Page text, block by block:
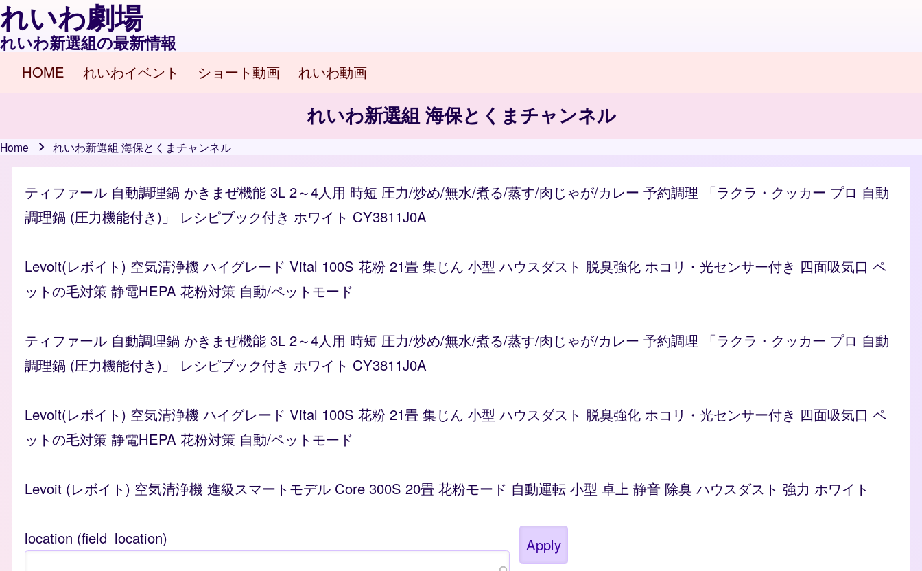
れいわ劇場
れいわ新選組の最新情報
Main navigation
HOME れいわイベント ショート動画 れいわ動画
れいわ新選組 海保とくまチャンネル
Breadcrumb
Home れいわ新選組 海保とくまチャンネル
ティファール 自動調理鍋 かきまぜ機能 3L 2～4人用 時短 圧力/炒め/無水/煮る/蒸す/肉じゃが/カレー 予約調理 「ラクラ・クッカー プロ 自動
調理鍋 (圧力機能付き)」 レシピブック付き ホワイト CY3811J0A
Levoit(レボイト) 空気清浄機 ハイグレード Vital 100S 花粉 21畳 集じん 小型 ハウスダスト 脱臭強化 ホコリ・光センサー付き 四面吸気口 ペ
ットの毛対策 静電HEPA 花粉対策 自動/ペットモード
ティファール 自動調理鍋 かきまぜ機能 3L 2～4人用 時短 圧力/炒め/無水/煮る/蒸す/肉じゃが/カレー 予約調理 「ラクラ・クッカー プロ 自動
調理鍋 (圧力機能付き)」 レシピブック付き ホワイト CY3811J0A
Levoit(レボイト) 空気清浄機 ハイグレード Vital 100S 花粉 21畳 集じん 小型 ハウスダスト 脱臭強化 ホコリ・光センサー付き 四面吸気口 ペ
ットの毛対策 静電HEPA 花粉対策 自動/ペットモード
Levoit (レボイト) 空気清浄機 進級スマートモデル Core 300S 20畳 花粉モード 自動運転 小型 卓上 静音 除臭 ハウスダスト 強力 ホワイト
location (field_location)